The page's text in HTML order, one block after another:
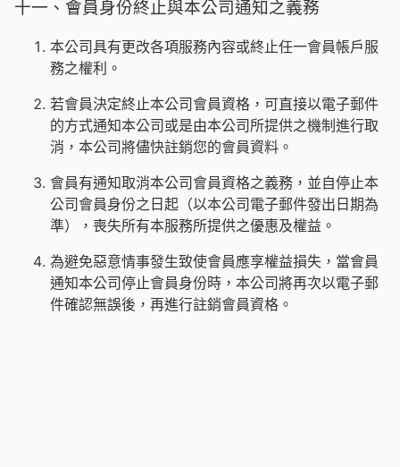
十一、會員身份終止與本公司通知之義務
本公司具有更改各項服務內容或終止任一會員帳戶服
務之權利。
若會員決定終止本公司會員資格，可直接以電子郵件
的方式通知本公司或是由本公司所提供之機制進行取
消，本公司將儘快註銷您的會員資料。
會員有通知取消本公司會員資格之義務，並自停止本
公司會員身份之日起（以本公司電子郵件發出日期為
準），喪失所有本服務所提供之優惠及權益。
為避免惡意情事發生致使會員應享權益損失，當會員
通知本公司停止會員身份時，本公司將再次以電子郵
件確認無誤後，再進行註銷會員資格。